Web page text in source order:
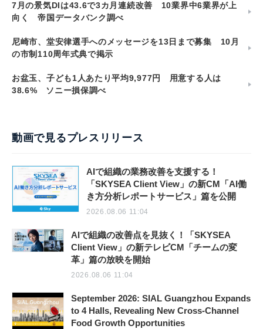
7月の景気DIは43.6で3カ月連続改善 10業界中6業界が上
向く 帝国データバンク調べ
尼崎市、堂安律選手へのメッセージを13日まで募集 10月
の市制110周年式典で掲示
お盆玉、子ども1人あたり平均9,977円 用意する人は
38.6% ソニー損保調べ
動画で見るプレスリリース
AIで組織の業務改善を支援する！
「SKYSEA Client View」の新CM「AI働
き方分析レポートサービス」篇を公開
2026.08.06 11:04
AIで組織の改善点を見抜く！「SKYSEA
Client View」の新テレビCM「チームの変
革」篇の放映を開始
2026.08.06 11:04
September 2026: SIAL Guangzhou Expands
to 4 Halls, Revealing New Cross-Channel
Food Growth Opportunities